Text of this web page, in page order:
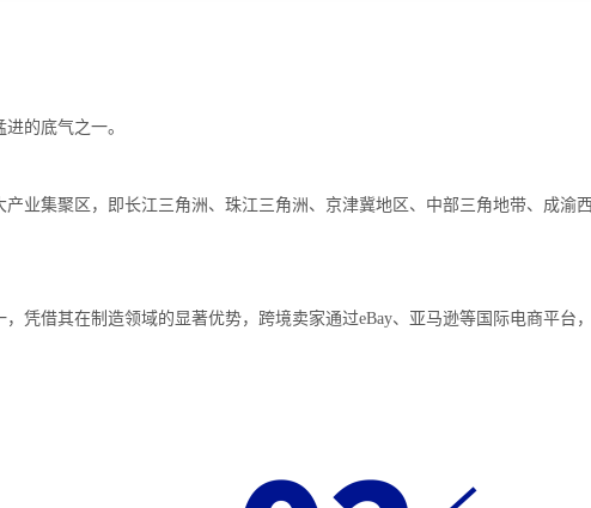
的底气之一。
业集聚区，即长江三角洲、珠江三角洲、京津冀地区、中部三角地带、成渝
凭借其在制造领域的显著优势，跨境卖家通过eBay、亚马逊等国际电商平台